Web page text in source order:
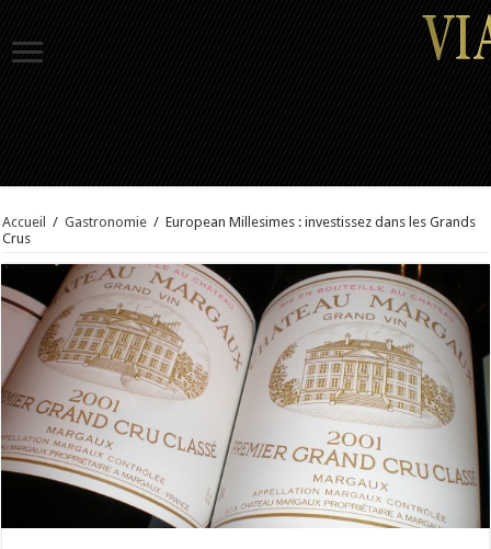
Accueil / Gastronomie / European Millesimes : investissez dans les Grands
Crus